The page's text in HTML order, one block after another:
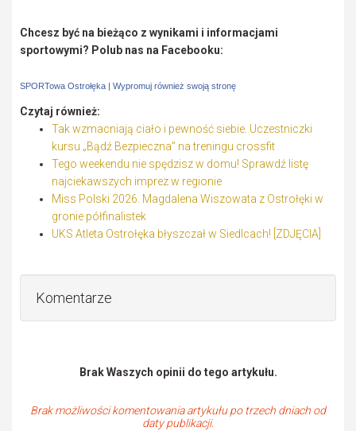
Chcesz być na bieżąco z wynikami i informacjami
sportowymi? Polub nas na Facebooku:
SPORTowa Ostrołęka | Wypromuj również swoją stronę
Czytaj również:
Tak wzmacniają ciało i pewność siebie. Uczestniczki
kursu „Bądź Bezpieczna” na treningu crossfit
Tego weekendu nie spędzisz w domu! Sprawdź listę
najciekawszych imprez w regionie
Miss Polski 2026. Magdalena Wiszowata z Ostrołęki w
gronie półfinalistek
UKS Atleta Ostrołęka błyszczał w Siedlcach! [ZDJĘCIA]
Komentarze
Brak Waszych opinii do tego artykułu.
Brak możliwości komentowania artykułu po trzech dniach od
daty publikacji.